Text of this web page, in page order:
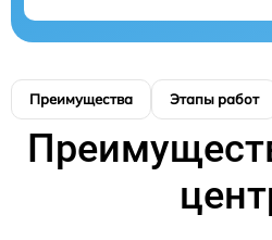
Преимущества Этапы работ